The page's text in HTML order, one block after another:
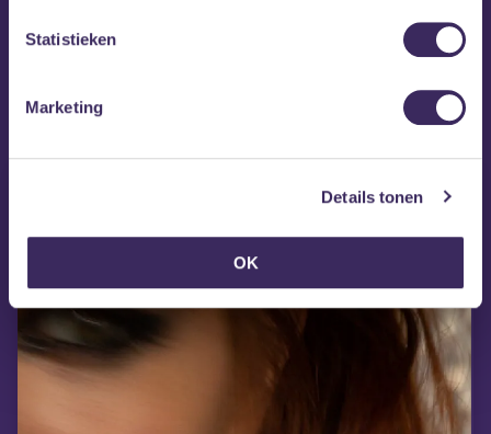
Statistieken
Marketing
Details tonen
OK
MEZZ tipt